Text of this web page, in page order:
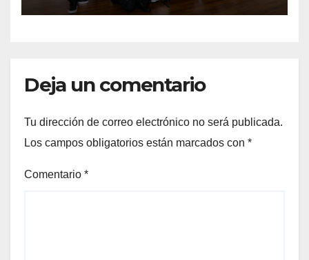
Deja un comentario
Tu dirección de correo electrónico no será publicada.
Los campos obligatorios están marcados con *
Comentario *